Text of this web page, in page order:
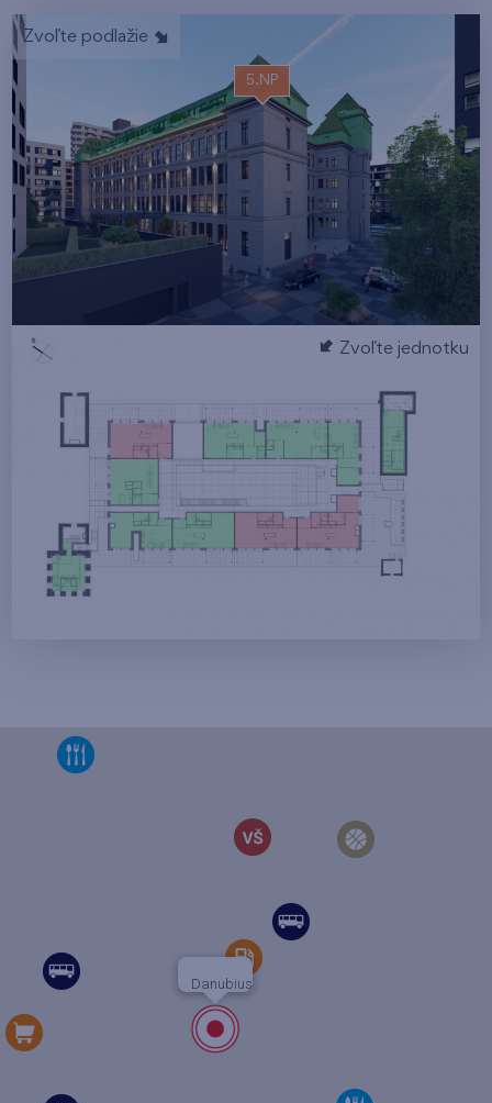
Zvoľte podlažie
5.NP
Zvoľte jednotku
Danubius